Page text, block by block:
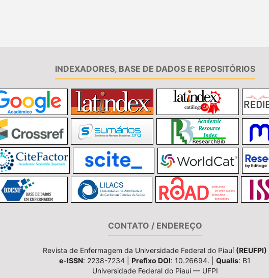
INDEXADORES, BASE DE DADOS E REPOSITÓRIOS
CONTATO / ENDEREÇO
Revista de Enfermagem da Universidade Federal do Piauí (REUFPI)
e-ISSN: 2238-7234 | Prefixo DOI: 10.26694. | Qualis: B1
Universidade Federal do Piauí — UFPI